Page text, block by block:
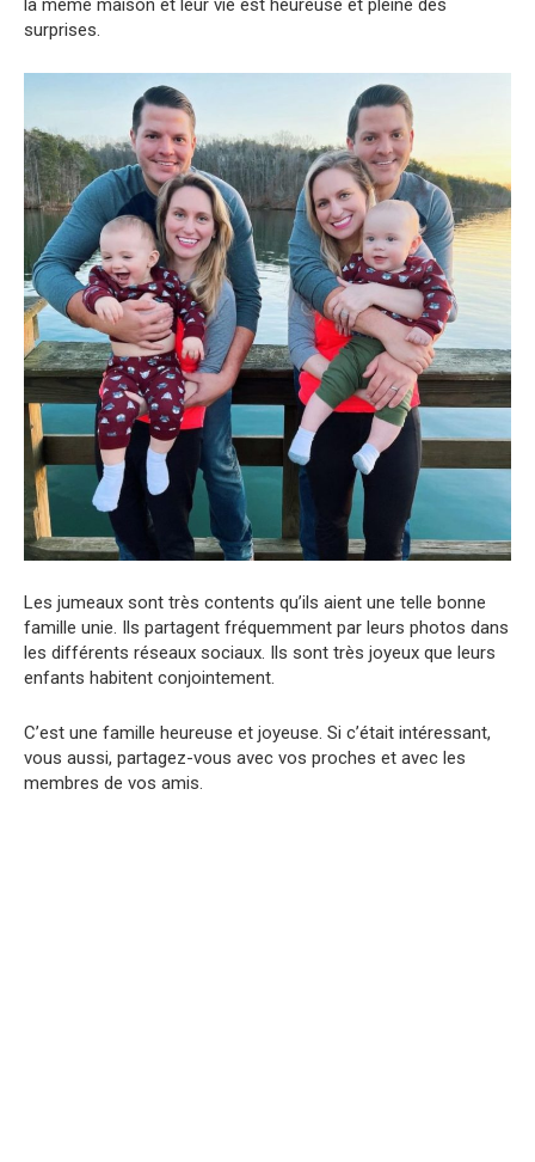
surprises.
Les jumeaux sont très contents qu’ils aient une telle bonne
famille unie. Ils partagent fréquemment par leurs photos dans
les différents réseaux sociaux. Ils sont très joyeux que leurs
enfants habitent conjointement.
C’est une famille heureuse et joyeuse. Si c’était intéressant,
vous aussi, partagez-vous avec vos proches et avec les
membres de vos amis.